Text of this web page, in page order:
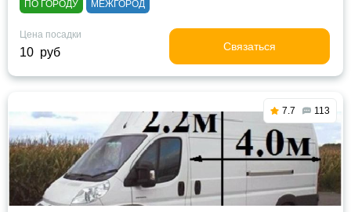
ПО ГОРОДУ МЕЖГОРОД
Цена посадки
10 руб Связаться
7.7 113